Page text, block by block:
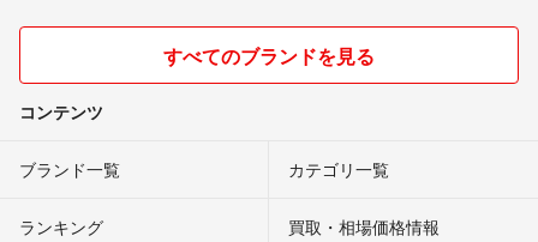
すべてのブランドを見る
コンテンツ
ブランド一覧 カテゴリ一覧
ランキング 買取・相場価格情報